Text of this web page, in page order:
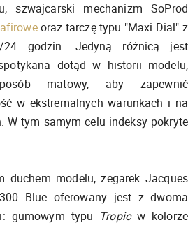
szwajcarski mechanizm SoProd
oraz tarczę typu "Maxi Dial" z
24 godzin. Jedyną różnicą jest
dotąd w historii modelu,
matowy, aby zapewnić
w ekstremalnych warunkach i na
W tym samym celu indeksy pokryte
duchem modelu, zegarek Jacques
Blue oferowany jest z dwoma
gumowym typu Tropicw kolorze